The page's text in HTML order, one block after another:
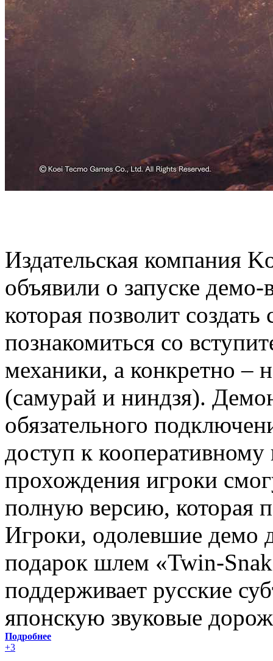
Издательская компания
объявили о запуске
которая позволит
познакомиться со
механики, а конкретно –
(самурай и ниндзя).
обязательного
доступ к
прохождения игроки
полную версию, которая
Игроки, одолевшие демо
подарок шлем «Twin-
поддерживает русские
японскую звуковые
Подробнее
+3